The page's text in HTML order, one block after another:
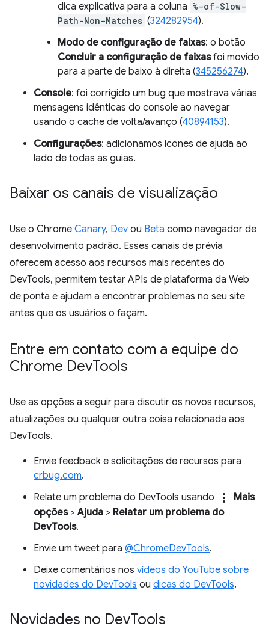
dica explicativa para a coluna %-of-Slow-
Path-Non-Matches (324282954).
Modo de configuração de faixas: o botão
Concluir a configuração de faixasfoi movido
para a parte de baixo à direita (345256274).
Console: foi corrigido um bug que mostrava várias
mensagens idênticas do console ao navegar
usando o cache de volta/avanço (40894153).
Configurações: adicionamos ícones de ajuda ao
lado de todas as guias.
Baixar os canais de visualização
Use o Chrome Canary, Dev ou Beta como navegador de
desenvolvimento padrão. Esses canais de prévia
oferecem acesso aos recursos mais recentes do
DevTools, permitem testar APIs de plataforma da Web
de ponta e ajudam a encontrar problemas no seu site
antes que os usuários o façam.
Entre em contato com a equipe do
Chrome DevTools
Use as opções a seguir para discutir os novos recursos,
atualizações ou qualquer outra coisa relacionada aos
DevTools.
Envie feedback e solicitações de recursos para
crbug.com.
Relate um problema do DevTools usando
more_vert
Mais
opções>Ajuda > Relatar um problema do
DevTools.
Envie um tweet para @ChromeDevTools.
Deixe comentários nos vídeos do YouTube sobre
novidades do DevTools ou dicas do DevTools.
Novidades no DevTools